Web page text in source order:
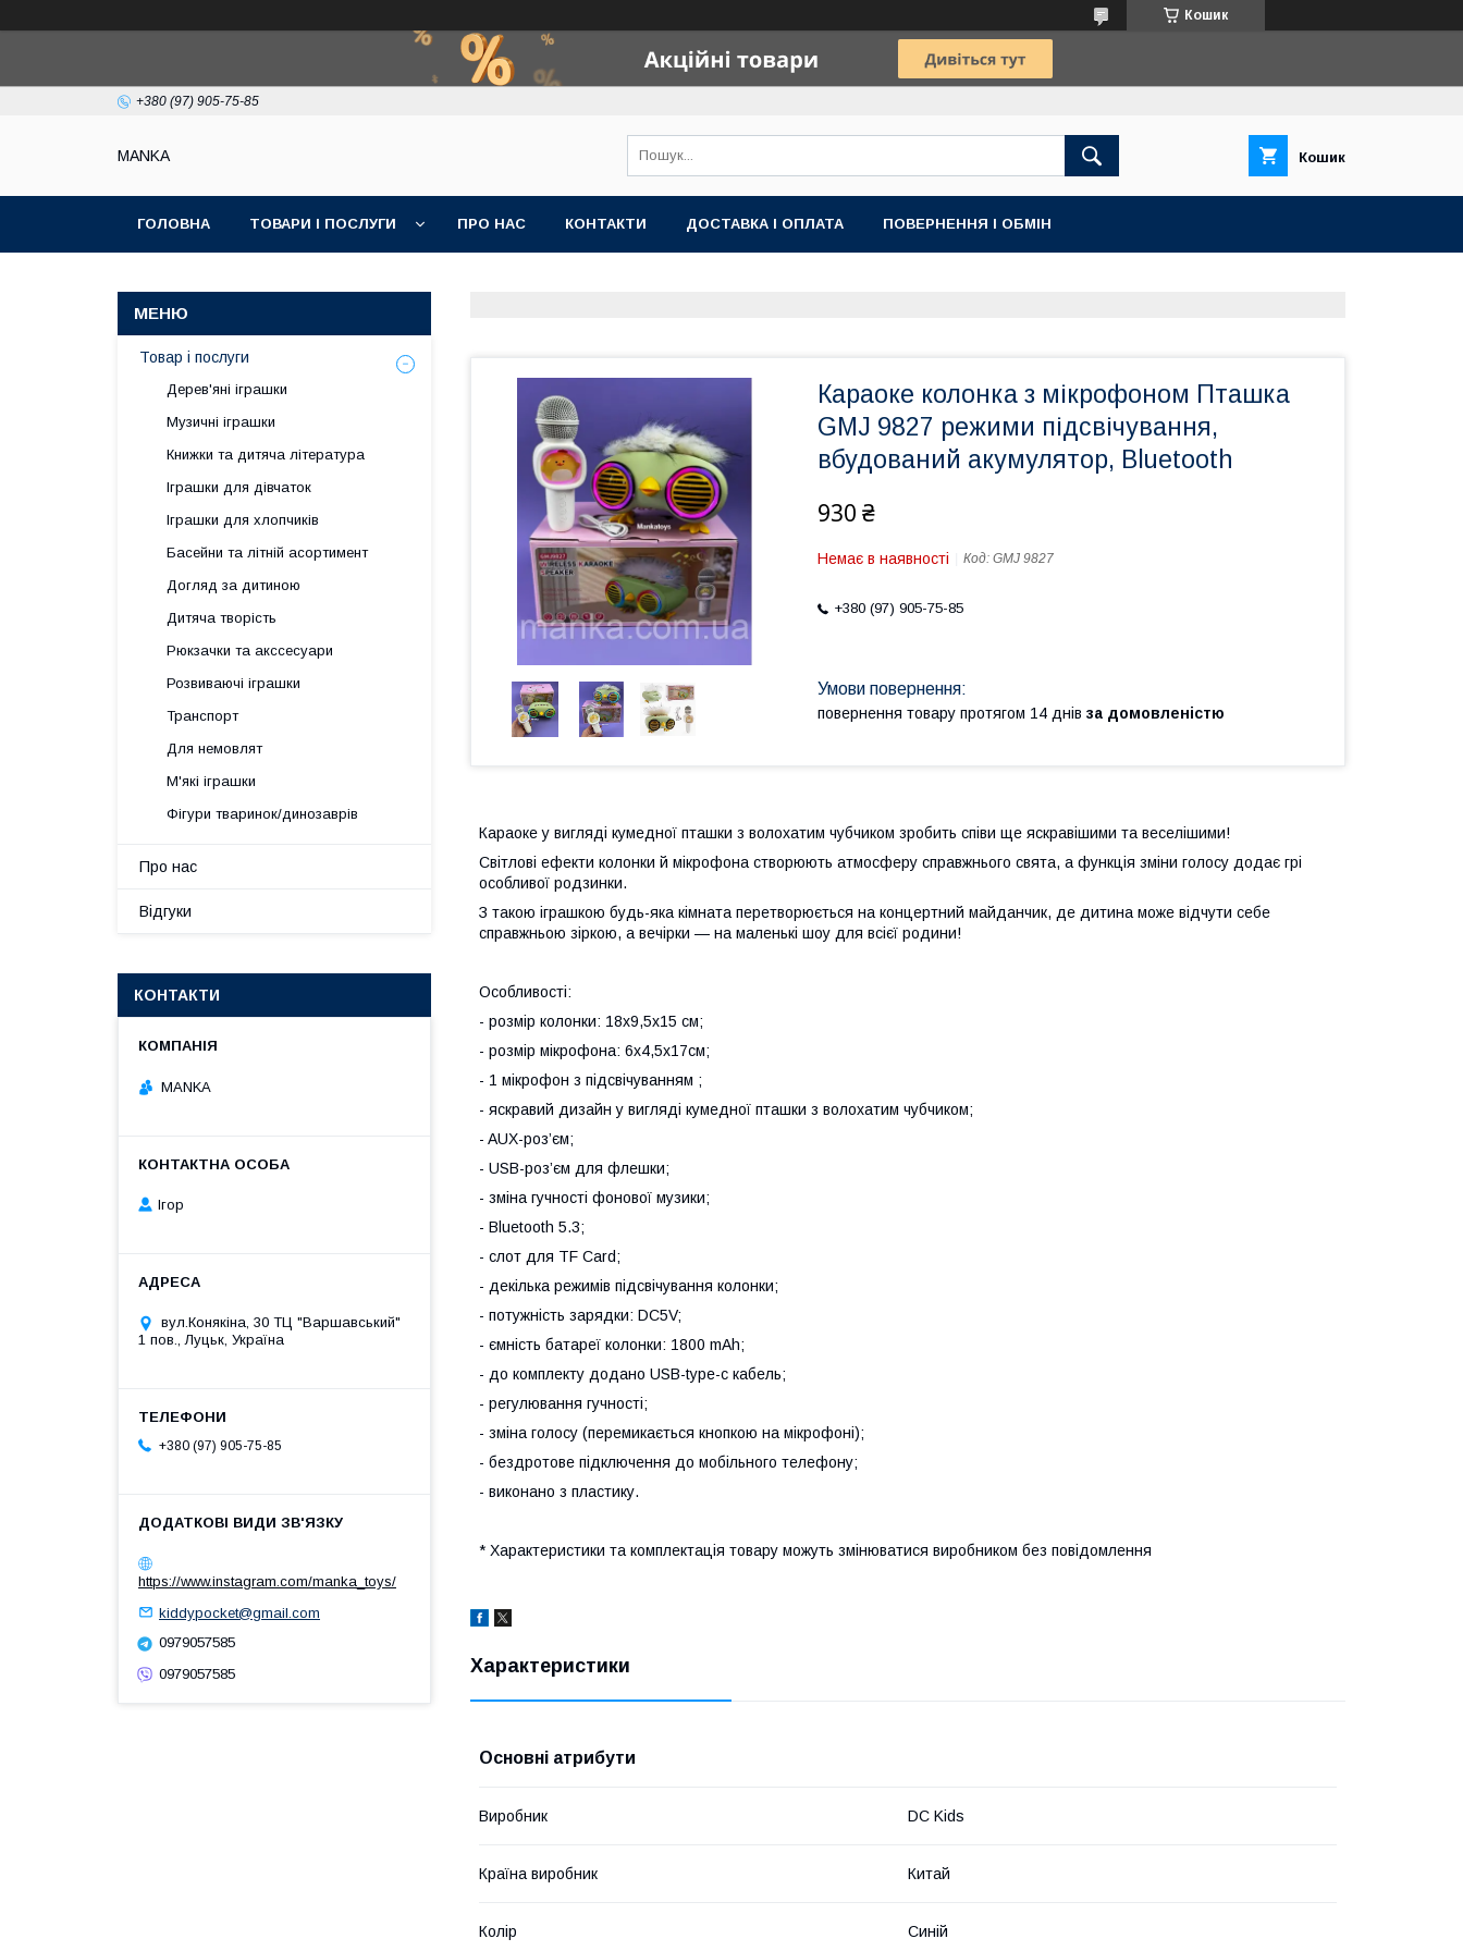
Кошик
+380 (97) 905-75-85
МАNKА Кошик
ГОЛОВНА ТОВАРИ І ПОСЛУГИ ПРО НАС КОНТАКТИ ДОСТАВКА І ОПЛАТА ПОВЕРНЕННЯ І ОБМІН
Караоке колонка з мікрофоном Пташка
GMJ 9827 режими підсвічування,
вбудований акумулятор, Bluetooth
930 ₴
Немає в наявності Код: GMJ 9827
+380 (97) 905-75-85
повернення товару протягом 14 днів за домовленістю
Караоке у вигляді кумедної пташки з волохатим чубчиком зробить співи ще яскравішими та веселішими!
Світлові ефекти колонки й мікрофона створюють атмосферу справжнього свята, а функція зміни голосу додає грі
особливої родзинки.
З такою іграшкою будь-яка кімната перетворюється на концертний майданчик, де дитина може відчути себе
справжньою зіркою, а вечірки — на маленькі шоу для всієї родини!
Особливості:
- розмір колонки: 18х9,5х15 см;
- розмір мікрофона: 6х4,5х17см;
- 1 мікрофон з підсвічуванням ;
- яскравий дизайн у вигляді кумедної пташки з волохатим чубчиком;
- AUX-роз’єм;
- USB-роз’єм для флешки;
- зміна гучності фонової музики;
- Bluetooth 5.3;
- слот для TF Card;
- декілька режимів підсвічування колонки;
- потужність зарядки: DC5V;
- ємність батареї колонки: 1800 mAh;
- до комплекту додано USB-type-c кабель;
- регулювання гучності;
- зміна голосу (перемикається кнопкою на мікрофоні);
- бездротове підключення до мобільного телефону;
- виконано з пластику.
* Характеристики та комплектація товару можуть змінюватися виробником без повідомлення
Характеристики
Основні атрибути
Виробник DC Kids
Країна виробник Китай
Колір Синій
Товар і послуги
Дерев'яні іграшки
Музичні іграшки
Книжки та дитяча література
Іграшки для дівчаток
Іграшки для хлопчиків
Басейни та літній асортимент
Догляд за дитиною
Дитяча творість
Рюкзачки та акссесуари
Розвиваючі іграшки
Транспорт
Для немовлят
М'які іграшки
Фігури тваринок/динозаврів
Про нас
Відгуки
КОНТАКТИ
MANKA
Ігор
вул.Конякіна, 30 ТЦ "Варшавський"
1 пов., Луцьк, Україна
+380 (97) 905-75-85
https://www.instagram.com/manka_toys/
kiddypocket@gmail.com
0979057585
0979057585